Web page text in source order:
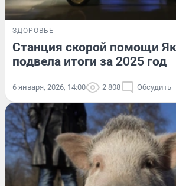
ЗДОРОВЬЕ
Станция скорой помощи
подвела итоги за 2025 год
6 января, 2026, 14:00 2 808 Обсудить